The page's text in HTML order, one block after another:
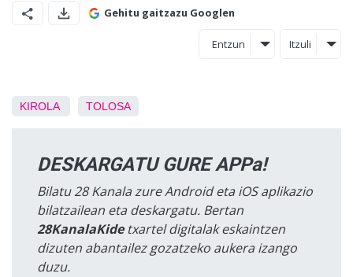
Gehitu gaitzazu Googlen
Entzun Itzuli
KIROLA TOLOSA
DESKARGATU GURE APPa!
Bilatu 28 Kanala zure Android eta iOS aplikazio
bilatzailean eta deskargatu. Bertan
28KanalaKidetxartel digitalak eskaintzen
dizuten abantailez gozatzeko aukera izango
duzu.